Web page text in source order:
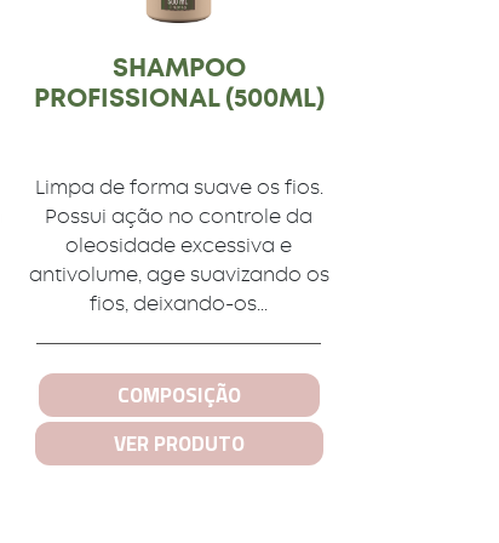
SHAMPOO
PROFISSIONAL (500ML)
Limpa de forma suave os fios.
Possui ação no controle da
oleosidade excessiva e
antivolume, age suavizando os
fios, deixando-os...
COMPOSIÇÃO
VER PRODUTO